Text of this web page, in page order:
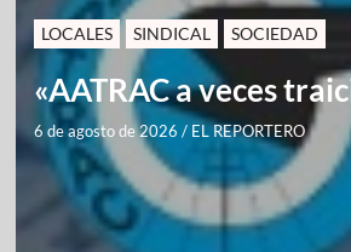
LOCALES SINDICAL SOCIEDAD
«AATRAC a veces
6 de agosto de 2026 / EL REPORTERO